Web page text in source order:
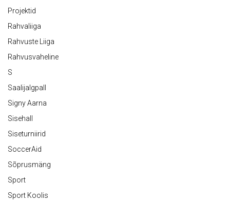
Projektid
Rahvaliiga
Rahvuste Liiga
Rahvusvaheline
S
Saalijalgpall
Signy Aarna
Sisehall
Siseturniirid
SoccerAid
Sõprusmäng
Sport
Sport Koolis